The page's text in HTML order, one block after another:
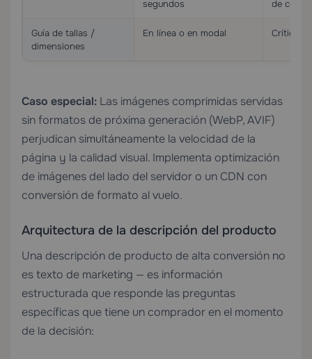
segundos
de
Guía de tallas /
dimensiones
En línea o en modal Crítico
Caso especial: Las imágenes comprimidas servidas
sin formatos de próxima generación (WebP, AVIF)
perjudican simultáneamente la velocidad de la
página y la calidad visual. Implementa optimización
de imágenes del lado del servidor o un CDN con
conversión de formato al vuelo.
Arquitectura de la descripción del producto
Una descripción de producto de alta conversión no
es texto de marketing — es información
estructurada que responde las preguntas
específicas que tiene un comprador en el momento
de la decisión: